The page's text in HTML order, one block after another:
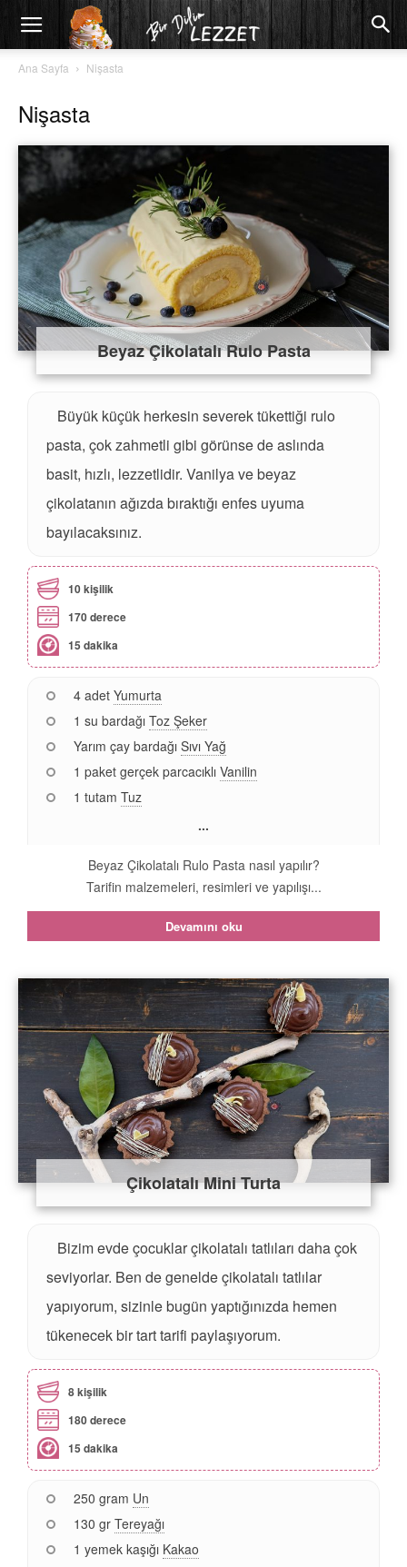
Ana Sayfa Nişasta
Nişasta
Beyaz Çikolatalı Rulo Pasta
Büyük küçük herkesin severek tükettiği rulo
pasta, çok zahmetli gibi görünse de aslında
basit, hızlı, lezzetlidir. Vanilya ve beyaz
çikolatanın ağızda bıraktığı enfes uyuma
bayılacaksınız.
10 kişilik
170 derece
15 dakika
4 adet Yumurta
1 su bardağı Toz Şeker
Yarım çay bardağı Sıvı Yağ
1 paket gerçek parcacıklı Vanilin
1 tutam Tuz
...
Beyaz Çikolatalı Rulo Pasta nasıl yapılır?
Tarifin malzemeleri, resimleri ve yapılışı...
Devamını oku
Çikolatalı Mini Turta
Bizim evde çocuklar çikolatalı tatlıları daha çok
seviyorlar. Ben de genelde çikolatalı tatlılar
yapıyorum, sizinle bugün yaptığınızda hemen
tükenecek bir tart tarifi paylaşıyorum.
8 kişilik
180 derece
15 dakika
250 gram Un
130 gr Tereyağı
1 yemek kaşığı Kakao